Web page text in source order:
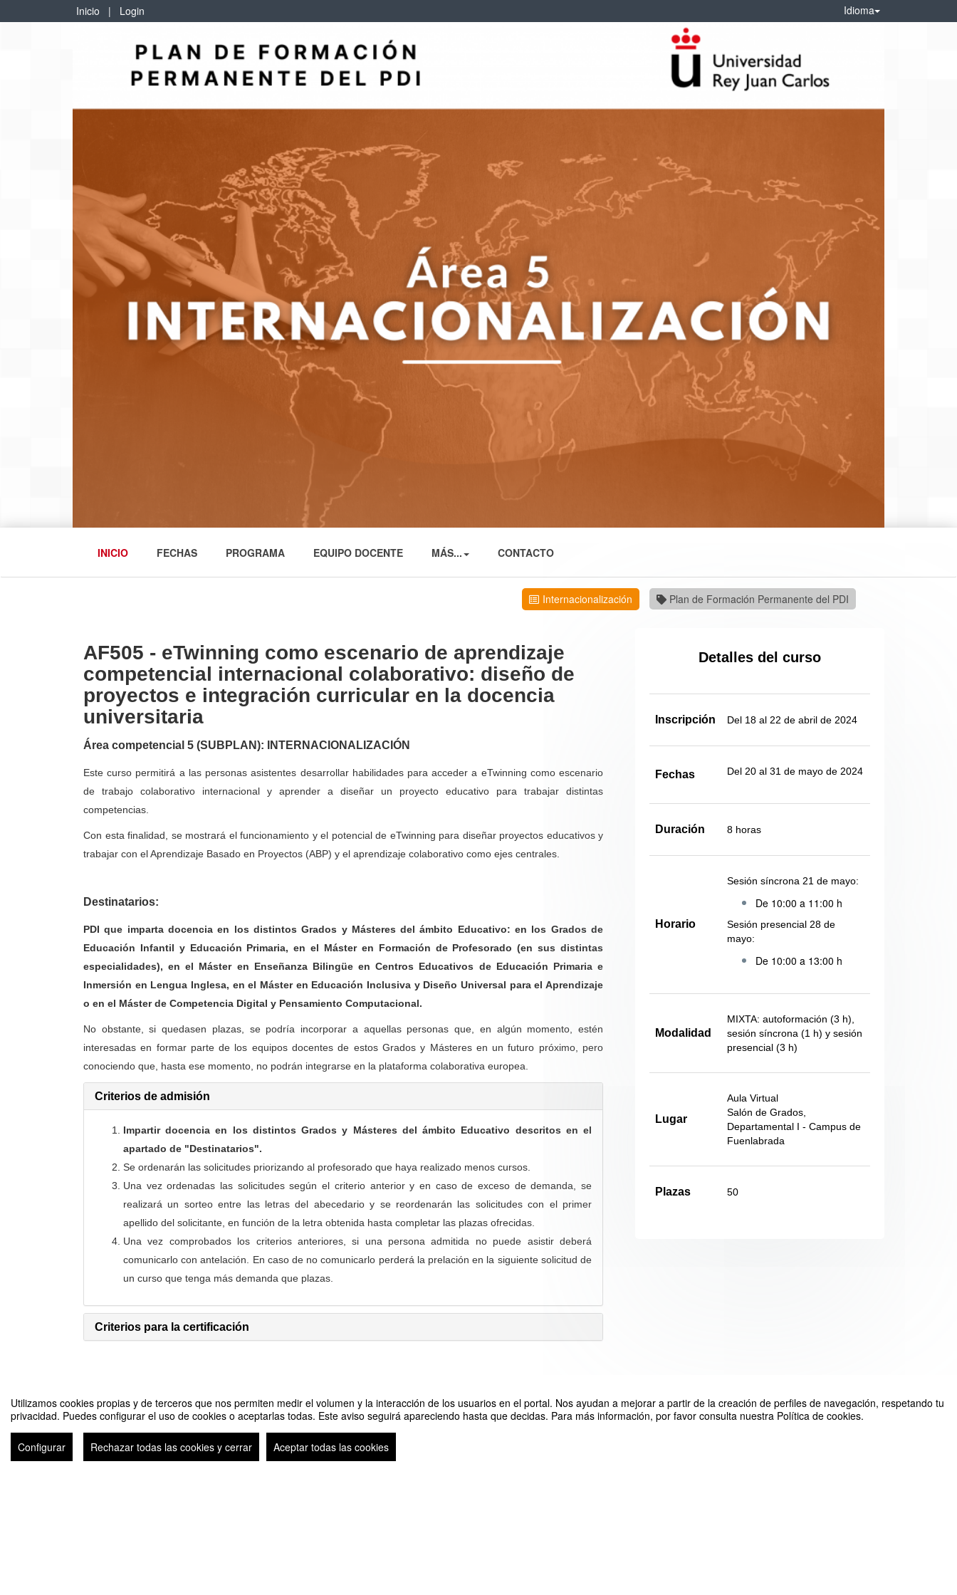
Utilizamos cookies propias y de terceros que nos permiten medir el volumen y la interacción de los usuarios en el portal. Nos ayudan a mejorar a partir de la creación de perfiles de navegación, respetando tu
privacidad. Puedes configurar el uso de cookies o aceptarlas todas. Este aviso seguirá apareciendo hasta que decidas. Para más información, por favor consulta nuestra Política de cookies.
Configurar Rechazar todas las cookies y cerrar Aceptar todas las cookies
Inicio | Login Idioma
INICIO FECHAS PROGRAMA EQUIPO DOCENTE MÁS... CONTACTO
Internacionalización Plan de Formación Permanente del PDI
AF505 - eTwinning como escenario de aprendizaje
competencial internacional colaborativo: diseño de
proyectos e integración curricular en la docencia
universitaria
Área competencial 5 (SUBPLAN): INTERNACIONALIZACIÓN
Este curso permitirá a las personas asistentes desarrollar habilidades para acceder a eTwinning como escenario
de trabajo colaborativo internacional y aprender a diseñar un proyecto educativo para trabajar distintas
competencias.
Con esta finalidad, se mostrará el funcionamiento y el potencial de eTwinning para diseñar proyectos educativos y
trabajar con el Aprendizaje Basado en Proyectos (ABP) y el aprendizaje colaborativo como ejes centrales.
Destinatarios:
PDI que imparta docencia en los distintos Grados y Másteres del ámbito Educativo: en los Grados de
Educación Infantil y Educación Primaria, en el Máster en Formación de Profesorado (en sus distintas
especialidades), en el Máster en Enseñanza Bilingüe en Centros Educativos de Educación Primaria e
Inmersión en Lengua Inglesa, en el Máster en Educación Inclusiva y Diseño Universal para el Aprendizaje
o en el Máster de Competencia Digital y Pensamiento Computacional.
No obstante, si quedasen plazas, se podría incorporar a aquellas personas que, en algún momento, estén
interesadas en formar parte de los equipos docentes de estos Grados y Másteres en un futuro próximo, pero
conociendo que, hasta ese momento, no podrán integrarse en la plataforma colaborativa europea.
Criterios de admisión
Impartir docencia en los distintos Grados y Másteres del ámbito Educativo descritos en el
apartado de "Destinatarios".
Se ordenarán las solicitudes priorizando al profesorado que haya realizado menos cursos.
Una vez ordenadas las solicitudes según el criterio anterior y en caso de exceso de demanda, se
realizará un sorteo entre las letras del abecedario y se reordenarán las solicitudes con el primer
apellido del solicitante, en función de la letra obtenida hasta completar las plazas ofrecidas.
Una vez comprobados los criterios anteriores, si una persona admitida no puede asistir deberá
comunicarlo con antelación. En caso de no comunicarlo perderá la prelación en la siguiente solicitud de
un curso que tenga más demanda que plazas.
Criterios para la certificación
Detalles del curso
Inscripción Del 18 al 22 de abril de 2024
Fechas Del 20 al 31 de mayo de 2024
Duración 8 horas
Horario
Sesión síncrona 21 de mayo:
De 10:00 a 11:00 h
Sesión presencial 28 de
mayo:
De 10:00 a 13:00 h
Modalidad
MIXTA: autoformación (3 h),
sesión síncrona (1 h) y sesión
presencial (3 h)
Lugar
Aula Virtual
Salón de Grados,
Departamental I - Campus de
Fuenlabrada
Plazas 50
INSCRIBIRSE